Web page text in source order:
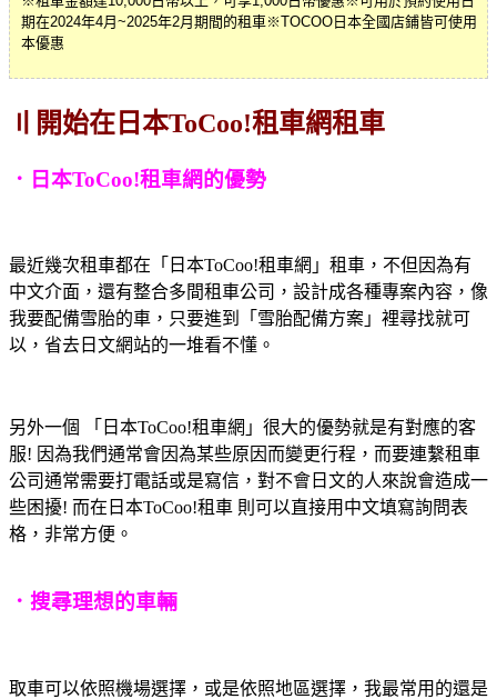
期在2024年4月 ~2025年2月期間的租車※TOCOO 日本全國店鋪皆可使用
本優惠
〢開始在日本ToCoo!租車網租車
．日本ToCoo!租車網的優勢
最近幾次租車都在「日本ToCoo!租車網」租車，不但因為有
中文介面，還有整合多間租車公司，設計成各種專案內容，像
我要配備雪胎的車，只要進到「雪胎配備方案」裡尋找就可
以，省去日文網站的一堆看不懂。
另外一個 「日本ToCoo!租車網」很大的優勢就是有對應的客
服! 因為我們通常會因為某些原因而變更行程，而要連繫租車
公司通常需要打電話或是寫信，對不會日文的人來說會造成一
些困擾! 而在日本ToCoo!租車 則可以直接用中文填寫詢問表
格，非常方便。
．搜尋理想的車輛
取車可以依照機場選擇，或是依照地區選擇，我最常用的還是